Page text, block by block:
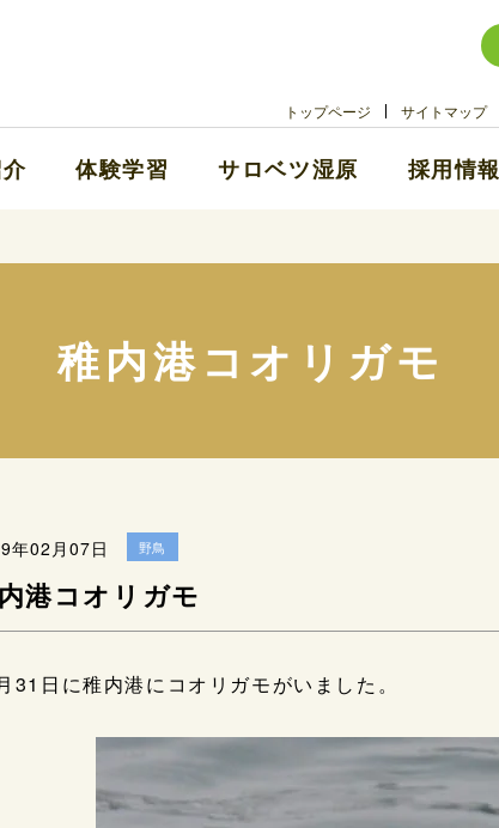
トップページ サイトマップ
体験学習 サロベツ湿原 採用情報
稚内港コオリガモ
年02月07日 野鳥
港コオリガモ
31日に稚内港にコオリガモがいました。